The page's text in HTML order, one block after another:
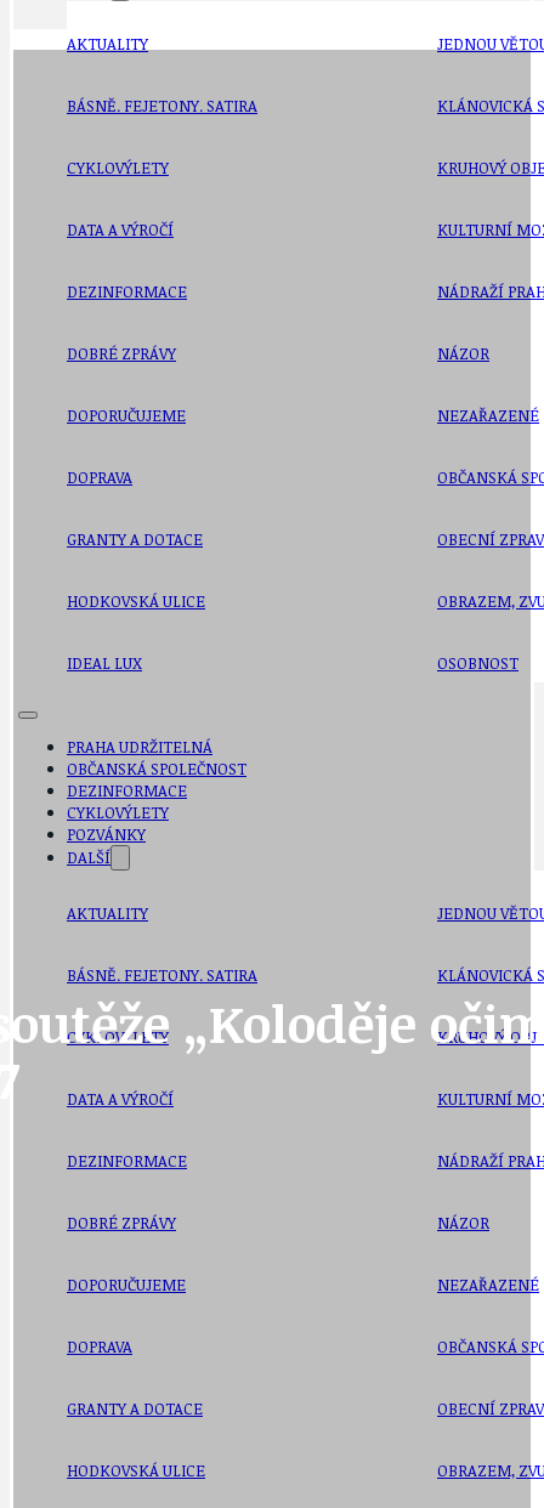
AKTUALITY
BÁSNĚ. FEJETONY. SATIRA
CYKLOVÝLETY
DATA A VÝROČÍ
DEZINFORMACE
DOBRÉ ZPRÁVY
DOPORUČUJEME
DOPRAVA
GRANTY A DOTACE
HODKOVSKÁ ULICE
IDEAL LUX
JEDNOU
KLÁNOVICKÁ
KRUHOVÝ
KULTURNÍ
NÁDRAŽÍ
NÁZOR
NEZAŘAZENÉ
OBČANSKÁ
OBECNÍ
OBRAZEM,
OSOBNOST
PRAHA UDRŽITELNÁ
OBČANSKÁ SPOLEČNOST
DEZINFORMACE
CYKLOVÝLETY
POZVÁNKY
DALŠÍ
AKTUALITY
BÁSNĚ. FEJETONY. SATIRA
CYKLOVÝLETY
DATA A VÝROČÍ
DEZINFORMACE
DOBRÉ ZPRÁVY
DOPORUČUJEME
DOPRAVA
GRANTY A DOTACE
HODKOVSKÁ ULICE
JEDNOU
KLÁNOVICKÁ
KRUHOVÝ
KULTURNÍ
NÁDRAŽÍ
NÁZOR
NEZAŘAZENÉ
OBČANSKÁ
OBECNÍ
OBRAZEM,
„Koloděje